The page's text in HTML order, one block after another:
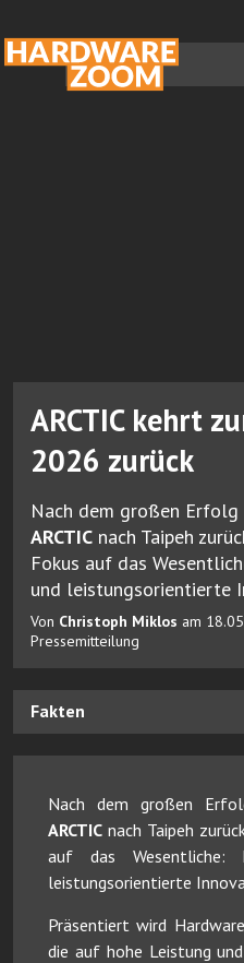
ARCTIC kehrt
2026 zurück
Nach dem großen
ARCTIC nach Taipeh
Fokus auf das
und leistungsorientierte
Von Christoph Miklos am
Pressemitteilung
Fakten
Nach dem großen
ARCTIC nach Taipeh
auf das Wesentliche:
leistungsorientierte
Präsentiert wird
die auf hohe Leistung